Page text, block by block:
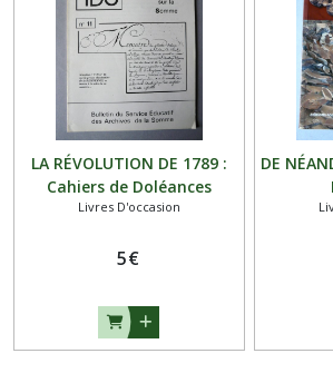
LA RÉVOLUTION DE 1789 :
Cahiers de Doléances
Livres D'occasion
5€
DE